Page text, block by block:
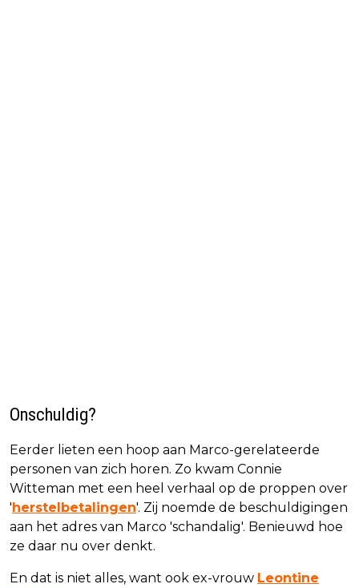
Onschuldig?
Eerder lieten een hoop aan Marco-gerelateerde
personen van zich horen. Zo kwam Connie
Witteman met een heel verhaal op de proppen over
'herstelbetalingen'. Zij noemde de beschuldigingen
aan het adres van Marco 'schandalig'. Benieuwd hoe
ze daar nu over denkt.
En dat is niet alles, want ook ex-vrouw Leontine